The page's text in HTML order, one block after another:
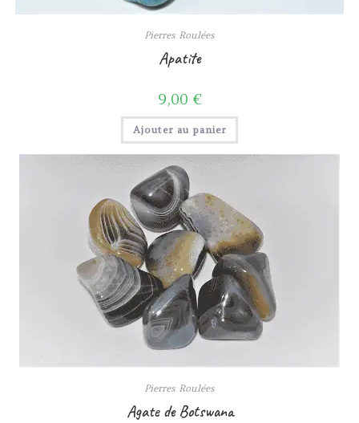
Pierres Roulées
Apatite
9,00 €
Ajouter au panier
Pierres Roulées
Agate de Botswana